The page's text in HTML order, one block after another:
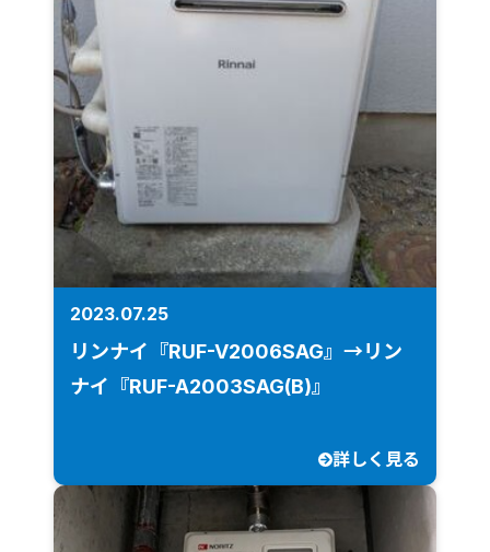
2023.07.25
リンナイ『RUF-V2006SAG』→リン
ナイ『RUF-A2003SAG(B)』
詳しく見る